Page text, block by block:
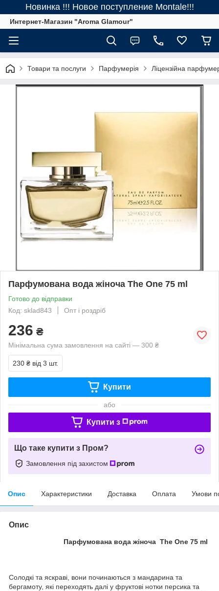
Новинка !!! Новое поступление Montale!!!
Интернет-Магазин "Aroma Glamour"
Товари та послуги Парфумерія Ліцензійна
Парфумована вода жіноча The One 75 ml
Готово до відправки
Код: sklad843
Опт і роздріб
236 ₴
Мінімальна сума замовлення на сайті — 300 ₴
230 ₴ від 3 шт.
Купити
або
Купити з
Що таке купити з Пром?
Замовлення під захистом
Опис Характеристики Доставка Оплата Умови
Опис
Парфумована вода жіноча The One 75 ml
Солодкі та яскраві, вони починаються з мандарина та
бергамоту, які переходять далі у фруктові нотки персика та